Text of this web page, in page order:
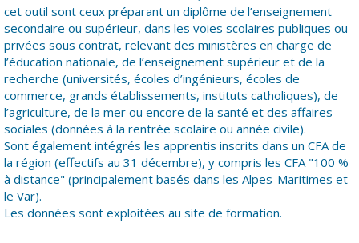
cet outil sont ceux préparant un diplôme de l’enseignement
secondaire ou supérieur, dans les voies scolaires publiques ou
privées sous contrat, relevant des ministères en charge de
l’éducation nationale, de l’enseignement supérieur et de la
recherche (universités, écoles d’ingénieurs, écoles de
commerce, grands établissements, instituts catholiques), de
l’agriculture, de la mer ou encore de la santé et des affaires
sociales (données à la rentrée scolaire ou année civile).
Sont également intégrés les apprentis inscrits dans un CFA de
la région (effectifs au 31 décembre), y compris les CFA "100 %
à distance" (principalement basés dans les Alpes-Maritimes et
le Var).
Les données sont exploitées au site de formation.